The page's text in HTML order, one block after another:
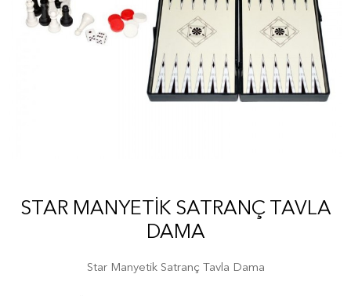
STAR MANYETIK SATRANÇ TAVLA
DAMA
Star Manyetik Satranç Tavla Dama